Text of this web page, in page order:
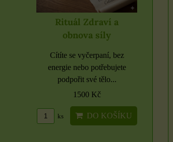
Rituál Zdraví a
obnova síly
Cítíte se vyčerpaní, bez
energie nebo potřebujete
podpořit své tělo...
1500 Kč
ks DO KOŠÍKU